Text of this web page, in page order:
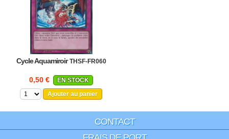
Cycle Aquamiroir THSF-FR060
0,50 €
EN STOCK
Ajouter au panier
CONTACT